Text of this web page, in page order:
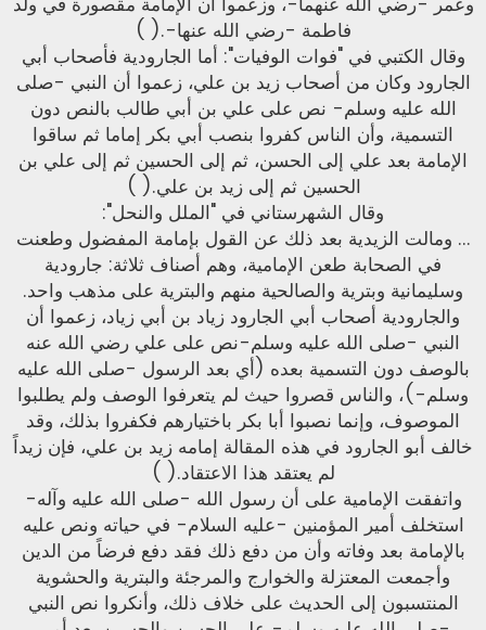
فاطمة -رضي الله عنها-.( )
وقال الكتبي في "فوات الوفيات": أما الجارودية فأصحاب أبي
الجارود وكان من أصحاب زيد بن علي، زعموا أن النبي -صلى
الله عليه وسلم- نص على علي بن أبي طالب بالنص دون
التسمية، وأن الناس كفروا بنصب أبي بكر إماما ثم ساقوا
الإمامة بعد علي إلى الحسن، ثم إلى الحسين ثم إلى علي بن
الحسين ثم إلى زيد بن علي.( )
وقال الشهرستاني في "الملل والنحل":
... ومالت الزيدية بعد ذلك عن القول بإمامة المفضول وطعنت
في الصحابة طعن الإمامية، وهم أصناف ثلاثة: جارودية
وسليمانية وبترية والصالحية منهم والبترية على مذهب واحد.
والجارودية أصحاب أبي الجارود زياد بن أبي زياد، زعموا أن
النبي -صلى الله عليه وسلم-نص على علي رضي الله عنه
بالوصف دون التسمية بعده (أي بعد الرسول -صلى الله عليه
وسلم-)، والناس قصروا حيث لم يتعرفوا الوصف ولم يطلبوا
الموصوف، وإنما نصبوا أبا بكر باختيارهم فكفروا بذلك، وقد
خالف أبو الجارود في هذه المقالة إمامه زيد بن علي، فإن زيداً
لم يعتقد هذا الاعتقاد.( )
واتفقت الإمامية على أن رسول الله -صلى الله عليه وآله-
استخلف أمير المؤمنين -عليه السلام- في حياته ونص عليه
بالإمامة بعد وفاته وأن من دفع ذلك فقد دفع فرضاً من الدين
وأجمعت المعتزلة والخوارج والمرجئة والبترية والحشوية
المنتسبون إلى الحديث على خلاف ذلك، وأنكروا نص النبي